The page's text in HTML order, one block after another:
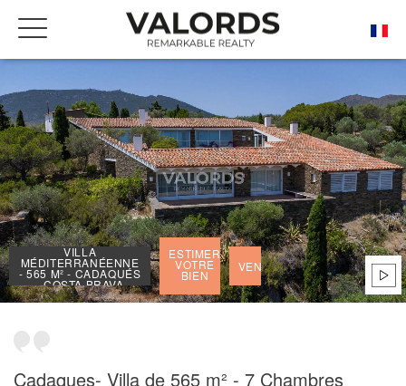
ACCUEIL
VILLA
MÉDITERRANÉENNE
- 565 M² - CADAQUÉS
- COSTA BRAVA
ESTIMER
VOTRE
BIEN
VENDU
Cadaques- Villa de 565 m² - 7 Chambres